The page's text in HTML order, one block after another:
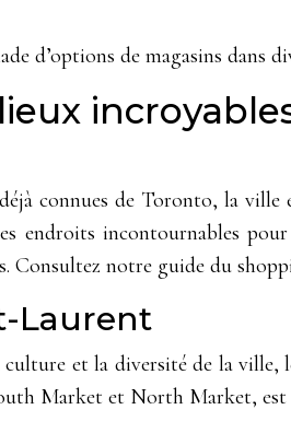
d’options de magasins dans
connues de Toronto, la
endroits incontournables pour
Consultez notre guide du
Laurent
et la diversité de la ville,
Market et North Market,